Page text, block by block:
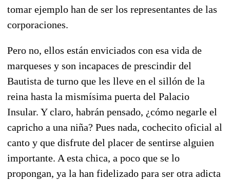
tomar ejemplo han de ser los representantes de las
corporaciones.
Pero no, ellos están enviciados con esa vida de
marqueses y son incapaces de prescindir del
Bautista de turno que les lleve en el sillón de la
reina hasta la mismísima puerta del Palacio
Insular. Y claro, habrán pensado, ¿cómo negarle el
capricho a una niña? Pues nada, cochecito oficial al
canto y que disfrute del placer de sentirse alguien
importante. A esta chica, a poco que se lo
propongan, ya la han fidelizado para ser otra adicta